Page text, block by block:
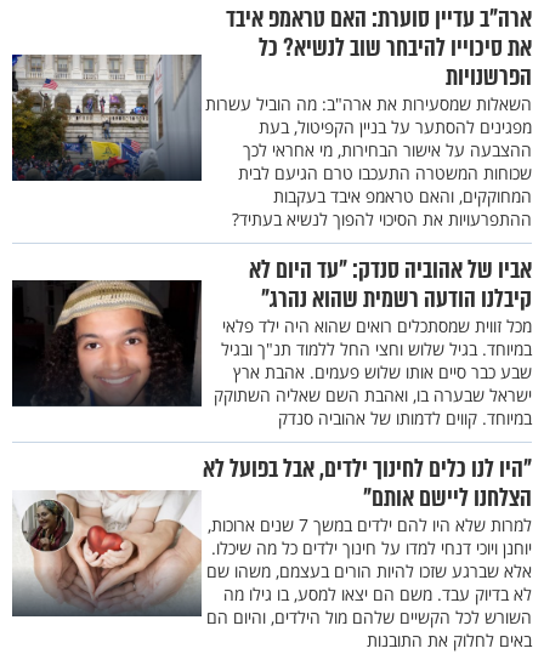
ארה"ב עדיין סוערת: האם טראמפ איבד
את סיכוייו להיבחר שוב לנשיא? כל
הפרשנויות
השאלות שמסעירות את ארה"ב: מה הוביל עשרות
מפגינים להסתער על בניין הקפיטול, בעת
ההצבעה על אישור הבחירות, מי אחראי לכך
שכוחות המשטרה התעכבו טרם הגיעם לבית
המחוקקים, והאם טראמפ איבד בעקבות
ההתפרעויות את הסיכוי להפוך לנשיא בעתיד?
אביו של אהוביה סנדק: "עד היום לא
קיבלנו הודעה רשמית שהוא נהרג"
מכל זווית שמסתכלים רואים שהוא היה ילד פלאי
במיוחד. בגיל שלוש וחצי החל ללמוד תנ"ך ובגיל
שבע כבר סיים אותו שלוש פעמים. אהבת ארץ
ישראל שבערה בו, ואהבת השם שאליה השתוקק
במיוחד. קווים לדמותו של אהוביה סנדק
"היו לנו כלים לחינוך ילדים, אבל בפועל לא
הצלחנו ליישם אותם"
למרות שלא היו להם ילדים במשך 7 שנים ארוכות,
יוחנן ויוכי דנחי למדו על חינוך ילדים כל מה שיכלו.
אלא שברגע שזכו להיות הורים בעצמם, משהו שם
לא בדיוק עבד. משם הם יצאו למסע, בו גילו מה
השורש לכל הקשיים שלהם מול הילדים, והיום הם
באים לחלוק את התובנות